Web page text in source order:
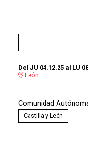
Del JU 04.12.25al LU
León
Comunidad
Castilla y León